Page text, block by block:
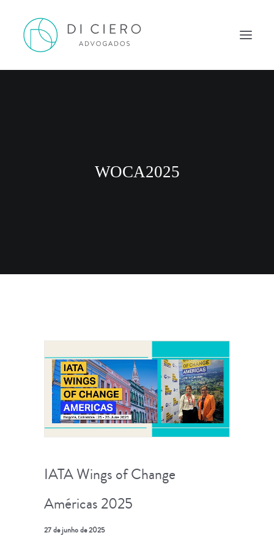
WOCA2025
IATA Wings of Change
Américas 2025
27 de junho de 2025